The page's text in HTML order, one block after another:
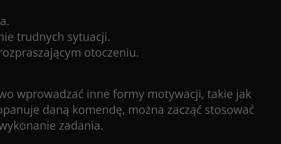
trudnych sytuacji.
otoczeniu.
wprowadzać inne formy motywacji, takie jak
daną komendę, można zacząć stosować
zadania.